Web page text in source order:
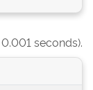
seconds).